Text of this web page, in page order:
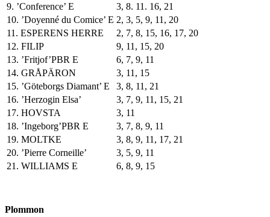
9. ’Conference’ E
3, 8. 11. 16, 21
10. ’Doyenné du Comice’ E 2, 3, 5, 9, 11, 20
11. ESPERENS HERRE
2, 7, 8, 15, 16, 17, 20
12. FILIP
9, 11, 15, 20
13. ’Fritjof’PBR E
6, 7, 9, 11
14. GRÅPÄRON
3, 11, 15
15. ’Göteborgs Diamant’ E
3, 8, 11, 21
16. ’Herzogin Elsa’
3, 7, 9, 11, 15, 21
17. HOVSTA
3, 11
18. ’Ingeborg’PBR E
3, 7, 8, 9, 11
19. MOLTKE
3, 8, 9, 11, 17, 21
20. ’Pierre Corneille’
3, 5, 9, 11
21. WILLIAMS E
6, 8, 9, 15
Plommon